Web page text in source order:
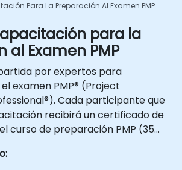
Para La Preparación Al Examen PMP
para la
al Examen PMP
por expertos para
examen PMP® (Project
Cada participante que
recibirá un certificado de
curso de preparación PMP (35